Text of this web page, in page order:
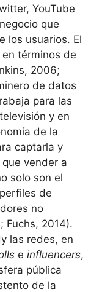
YouTube
que
los usuarios. El
términos de
2006;
de datos
para las
y en
de la
captarla y
vender a
solo son el
de
no
Fuchs, 2014).
las redes, en
e influencers,
pública
de la